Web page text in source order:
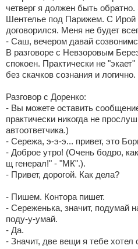
четверг я должен быть
Шентелье под Парижем. С Ирой
договорился. Меня не будет
- Саш, вечером давай
В разговоре с Невзоровым
спокоен. Практически не
без скачков сознания и
Разговор с Доренко:
- Вы можете оставить
практически никогда не
автоответчика.)
- Сережа, э-э-э... привет, это
- Доброе утро! (Очень бодро,
щ генерал!" - "МК".).
- Привет, дорогой. Как дела?
- Пишем. Контора пишет.
- Сереженька, значит, подумай
поду-у-умай.
- Да.
- Значит, две вещи я тебе хотел